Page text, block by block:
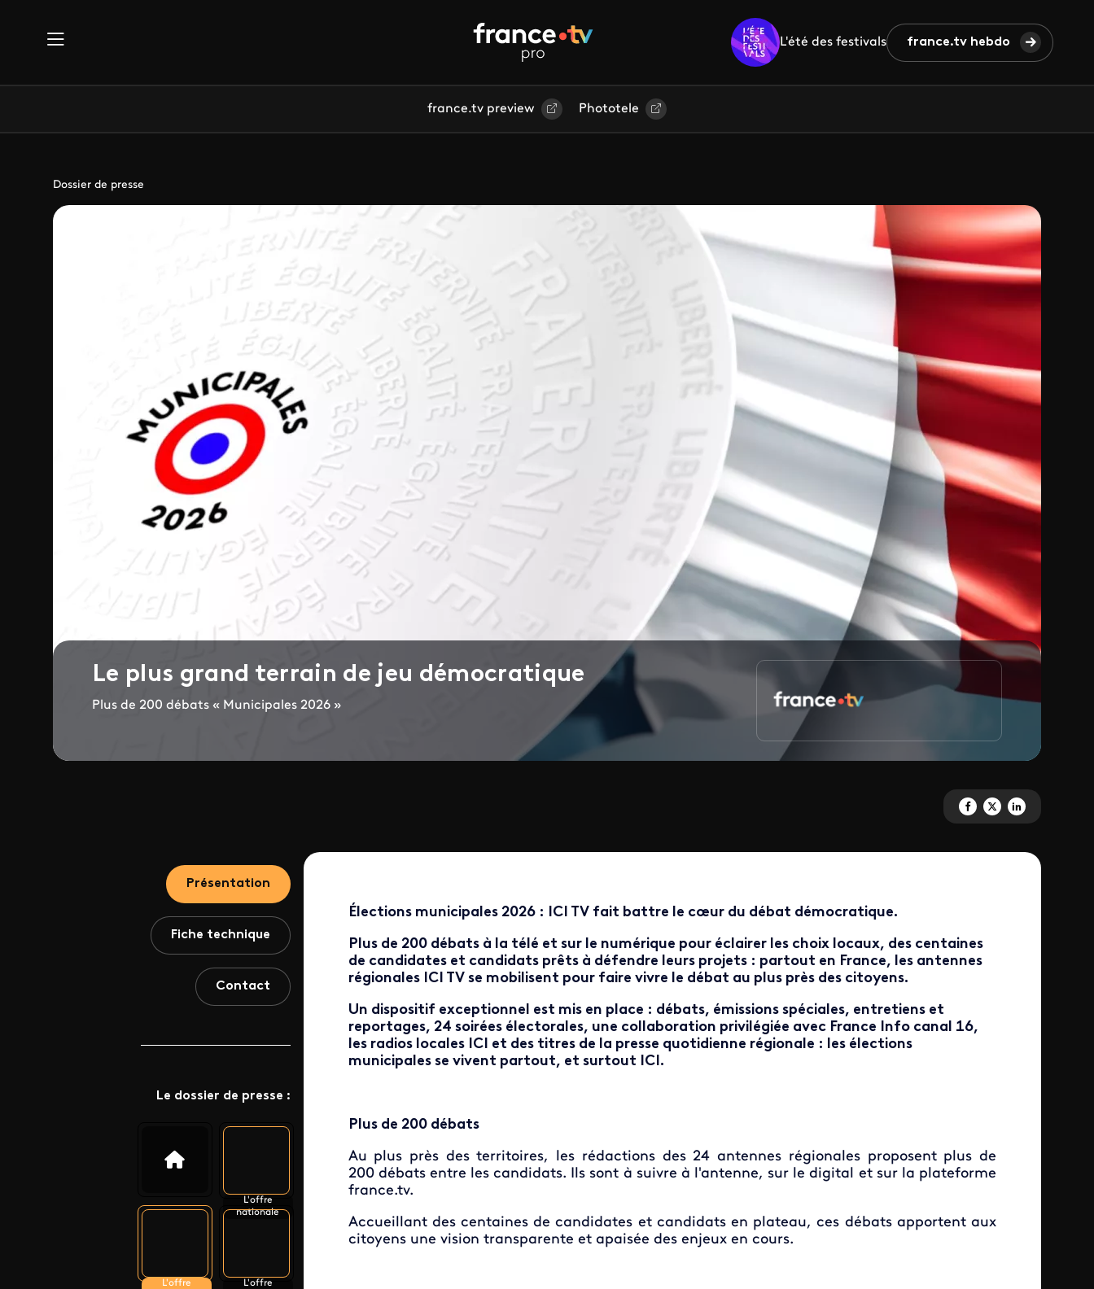
L'été des festivals france.tv hebdo
france.tv preview Phototele
Dossier de presse
Le plus grand terrain de jeu démocratique
Plus de 200 débats « Municipales 2026 »
Partagez 'Le plus grand
Partagez 'Le plus grand
Partagez 'Le plus
Présentation
Fiche technique
Contact
Le dossier de presse :
L'offre
nationale
L'offre
L'offre
Élections municipales 2026 : ICI TV fait battre le cœur du débat démocratique.
Plus de 200 débats à la télé et sur le numérique pour éclairer les choix locaux, des centaines
de candidates et candidats prêts à défendre leurs projets : partout en France, les antennes
régionales ICI TV se mobilisent pour faire vivre le débat au plus près des citoyens.
Un dispositif exceptionnel est mis en place : débats, émissions spéciales, entretiens et
reportages, 24 soirées électorales, une collaboration privilégiée avec France Info canal 16,
les radios locales ICI et des titres de la presse quotidienne régionale : les élections
municipales se vivent partout, et surtout ICI.
Plus de 200 débats
Au plus près des territoires, les rédactions des 24 antennes régionales proposent plus de
200 débats entre les candidats. Ils sont à suivre à l'antenne, sur le digital et sur la plateforme
france.tv.
Accueillant des centaines de candidates et candidats en plateau, ces débats apportent aux
citoyens une vision transparente et apaisée des enjeux en cours.